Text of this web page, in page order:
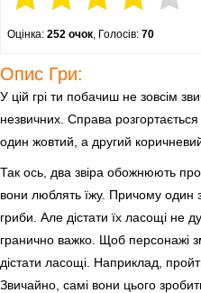
Оцінка: 252 очок, Голосів: 70
Опис Гри:
У цій грі ти побачиш не зовсім
незвичних. Справа
один жовтий, а другий
Так ось, два звіра обожнюють
вони люблять їжу. Причому один
гриби. Але дістати їх ласощі не
гранично важко. Щоб персонажі
дістати ласощі. Наприклад,
Звичайно, самі вони цього